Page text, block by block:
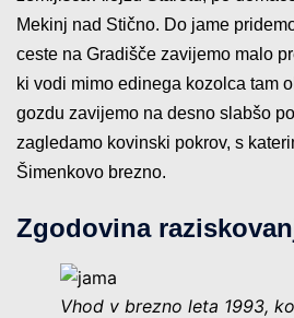
Mekinj nad Stično. Do jame
ceste na Gradišče zavijemo malo
ki vodi mimo edinega kozolca tam
gozdu zavijemo na desno slabšo
zagledamo kovinski pokrov, s
Šimenkovo brezno.
Zgodovina
Vhod v brezno leta 1993,